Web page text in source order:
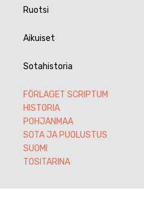
Ruotsi
Aikuiset
Sotahistoria
FÖRLAGET SCRIPTUM
HISTORIA
POHJANMAA
SOTA JA PUOLUSTUS
SUOMI
TOSITARINA